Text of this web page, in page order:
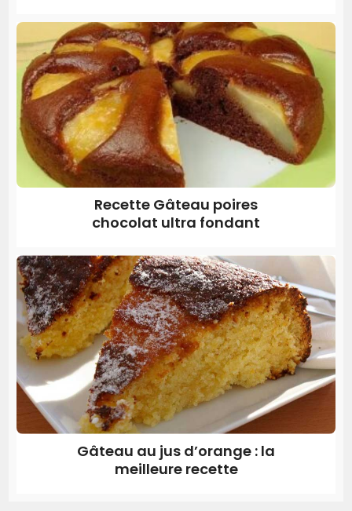
Recette Gâteau poires
chocolat ultra fondant
Gâteau au jus d’orange : la
meilleure recette